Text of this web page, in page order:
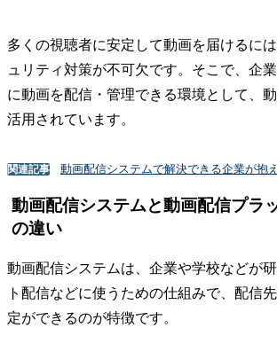
多くの視聴者に安定して動画を届けるに
ュリティ対策が不可欠です。そこで、企
に動画を配信・管理できる環境として、
活用されています。
関連記事 動画配信システムで解決できる企業が抱
動画配信システムと動画配信プラ
の違い
動画配信システムは、企業や学校などが
ト配信などに使うための仕組みで、配信
定ができるのが特徴です。